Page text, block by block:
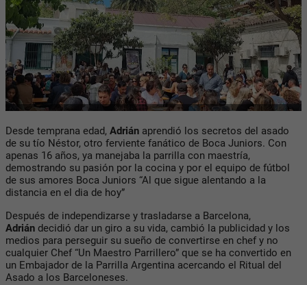
Desde temprana edad, Adrián aprendió los secretos del asado
de su tío Néstor, otro ferviente fanático de Boca Juniors. Con
apenas 16 años, ya manejaba la parrilla con maestría,
demostrando su pasión por la cocina y por el equipo de fútbol
de sus amores Boca Juniors “Al que sigue alentando a la
distancia en el dia de hoy”
Después de independizarse y trasladarse a Barcelona, ​​
Adrián decidió dar un giro a su vida, cambió la publicidad y los
medios para perseguir su sueño de convertirse en chef y no
cualquier Chef “Un Maestro Parrillero” que se ha convertido en
un Embajador de la Parrilla Argentina acercando el Ritual del
Asado a los Barceloneses.